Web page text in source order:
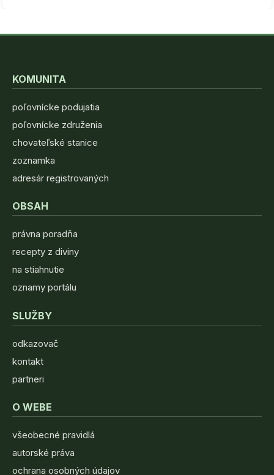
KOMUNITA
poľovnícke podujatia
poľovnícke združenia
chovateľské stanice
zoznamka
adresár registrovaných
OBSAH
právna poradňa
recepty z diviny
na stiahnutie
oznamy portálu
SLUŽBY
odkazovač
kontakt
partneri
O WEBE
všeobecné pravidlá
autorské práva
ochrana osobných údajov